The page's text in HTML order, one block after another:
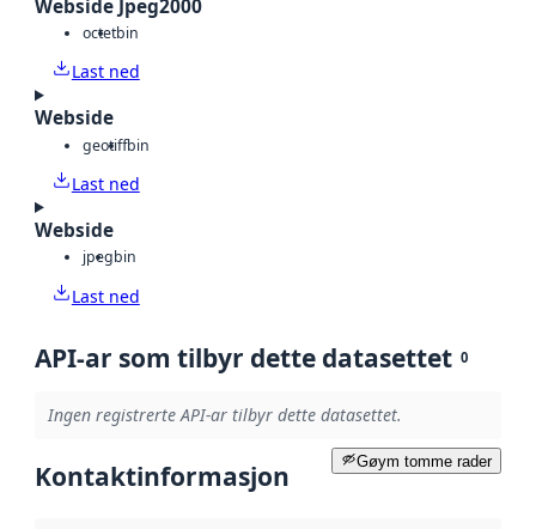
Webside Jpeg2000
octetbin
Last ned
Webside
geotiffbin
Last ned
Webside
jpegbin
Last ned
API-ar som tilbyr dette datasettet 0
Ingen registrerte API-ar tilbyr dette datasettet.
Gøym tomme rader
Kontaktinformasjon